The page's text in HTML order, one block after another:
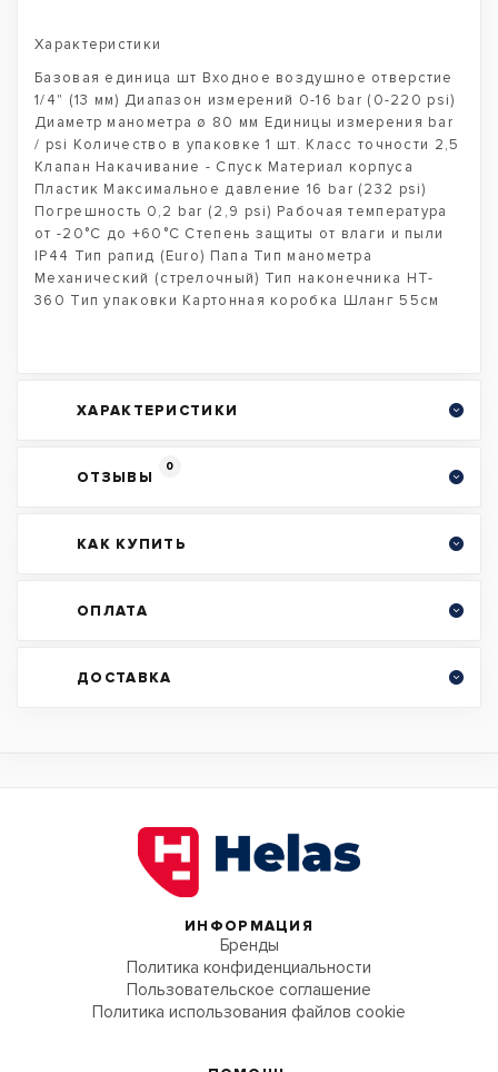
Характеристики
Базовая единица шт Входное воздушное отверстие
1/4" (13 мм) Диапазон измерений 0-16 bar (0-220 psi)
Диаметр манометра ø 80 мм Единицы измерения bar
/ psi Количество в упаковке 1 шт. Класс точности 2,5
Клапан Накачивание - Спуск Материал корпуса
Пластик Максимальное давление 16 bar (232 psi)
Погрешность 0,2 bar (2,9 psi) Рабочая температура
от -20°C до +60°C Степень защиты от влаги и пыли
IP44 Тип рапид (Euro) Папа Тип манометра
Механический (стрелочный) Тип наконечника HT-
360 Тип упаковки Картонная коробка Шланг 55см
ХАРАКТЕРИСТИКИ
ОТЗЫВЫ
0
КАК КУПИТЬ
ОПЛАТА
ДОСТАВКА
ИНФОРМАЦИЯ
Бренды
Политика конфиденциальности
Пользовательское соглашение
Политика использования файлов cookie